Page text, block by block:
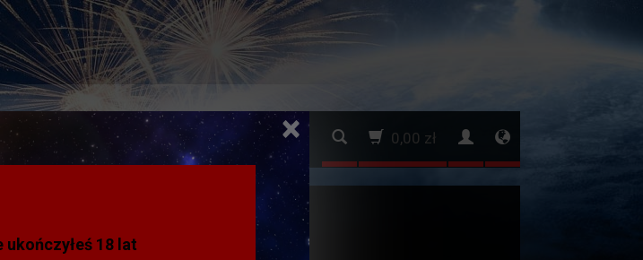
×
18 lat
0,00 zł
+18 SPRZEDAŻ HURTOWA